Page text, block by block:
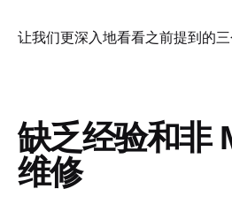
让我们更深入地看看之前提到的三
缺乏经验和非
维修